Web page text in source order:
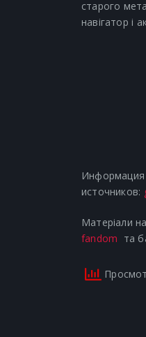
старого
навігатор і
Информация
источников:
Матеріали
fandom та